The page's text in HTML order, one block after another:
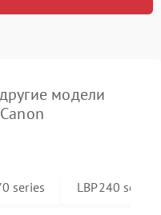
модели
series LBP240 series